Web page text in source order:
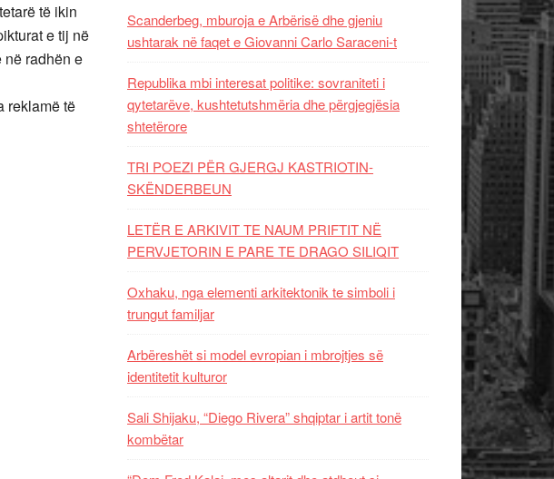
të ikin
e tij në
në radhën e
reklamë të
Scanderbeg, mburoja e Arbërisë dhe gjeniu
ushtarak në faqet e Giovanni Carlo Saraceni-t
Republika mbi interesat politike: sovraniteti i
qytetarëve, kushtetutshmëria dhe përgjegjësia
shtetërore
TRI POEZI PËR GJERGJ KASTRIOTIN-
SKËNDERBEUN
LETËR E ARKIVIT TE NAUM PRIFTIT NË
PERVJETORIN E PARE TE DRAGO SILIQIT
Oxhaku, nga elementi arkitektonik te simboli i
trungut familjar
Arbëreshët si model evropian i mbrojtjes së
identitetit kulturor
Sali Shijaku, “Diego Rivera” shqiptar i artit tonë
kombëtar